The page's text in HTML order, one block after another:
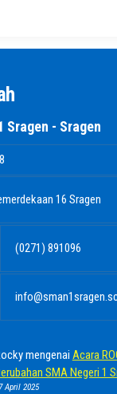
Sragen - Sragen
16 Sragen
(0271) 891096
mengenai Acara
SMA Negeri 1
April 2025